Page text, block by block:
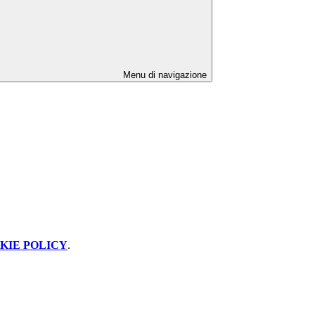
Menu di navigazione
POLICY.